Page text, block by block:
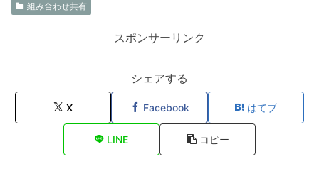
組み合わせ共有
スポンサーリンク
シェアする
X Facebook はてブ
LINE コピー